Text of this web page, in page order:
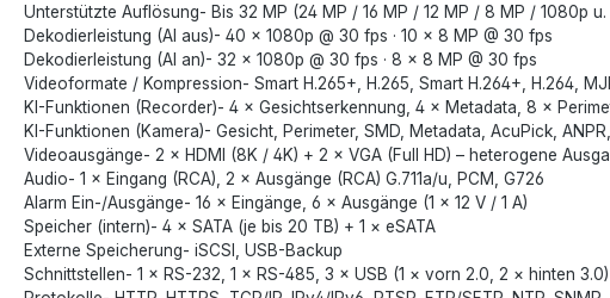
Unterstützte Auflösung- Bis 32 MP (24 MP / 16 MP / 12 MP / 8 MP / 1080p u.
Dekodierleistung (AI aus)- 40 × 1080p @ 30 fps · 10 × 8 MP @ 30 fps
Dekodierleistung (AI an)- 32 × 1080p @ 30 fps · 8 × 8 MP @ 30 fps
Videoformate / Kompression- Smart H.265+, H.265, Smart H.264+, H.264,
KI-Funktionen (Recorder)- 4 × Gesichtserkennung, 4 × Metadata, 8 ×
KI-Funktionen (Kamera)- Gesicht, Perimeter, SMD, Metadata, AcuPick,
Videoausgänge- 2 × HDMI (8K / 4K) + 2 × VGA (Full HD) – heterogene
Audio- 1 × Eingang (RCA), 2 × Ausgänge (RCA) G.711a/u, PCM, G726
Alarm Ein-/Ausgänge- 16 × Eingänge, 6 × Ausgänge (1 × 12 V / 1 A)
Speicher (intern)- 4 × SATA (je bis 20 TB) + 1 × eSATA
Externe Speicherung- iSCSI, USB-Backup
Schnittstellen- 1 × RS-232, 1 × RS-485, 3 × USB (1 × vorn 2.0, 2 × hinten 3.0)